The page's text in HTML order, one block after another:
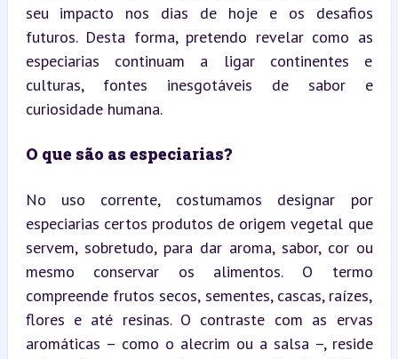
seu impacto nos dias de hoje e os desafios
futuros. Desta forma, pretendo revelar como as
especiarias continuam a ligar continentes e
culturas, fontes inesgotáveis de sabor e
curiosidade humana.
O que são as especiarias?
No uso corrente, costumamos designar por
especiarias certos produtos de origem vegetal que
servem, sobretudo, para dar aroma, sabor, cor ou
mesmo conservar os alimentos. O termo
compreende frutos secos, sementes, cascas, raízes,
flores e até resinas. O contraste com as ervas
aromáticas – como o alecrim ou a salsa –, reside